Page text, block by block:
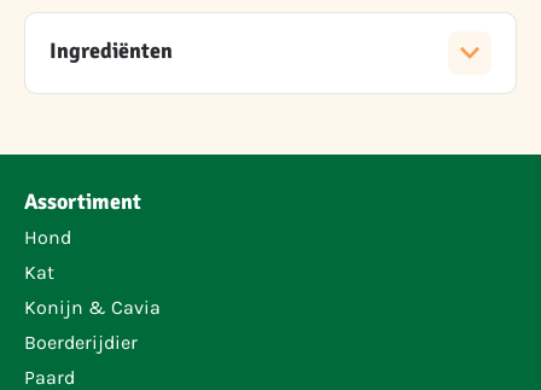
Ingrediënten
Assortiment
Hond
Kat
Konijn & Cavia
Boerderijdier
Paard